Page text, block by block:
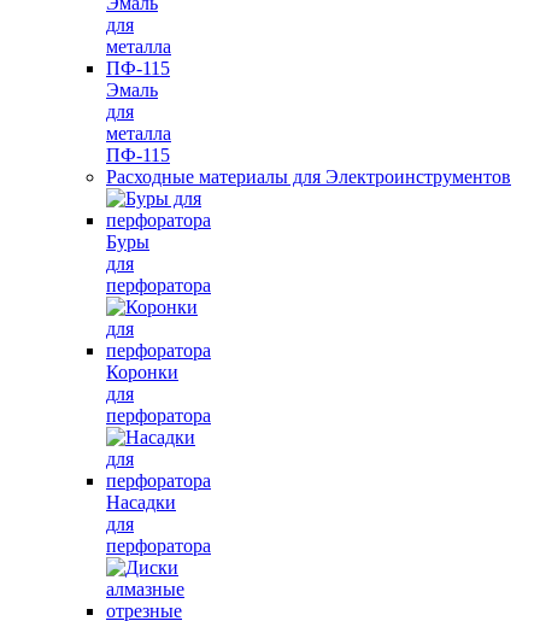
Эмаль
для
металла
ПФ-115
Расходные материалы для Электроинструментов
Буры
для
перфоратора
Коронки
для
перфоратора
Насадки
для
перфоратора